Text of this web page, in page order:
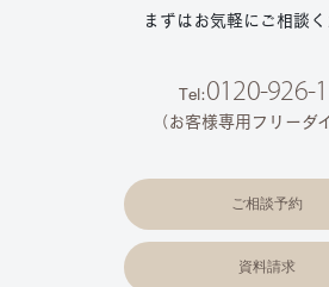
まずはお気軽にご相談く
Tel:0120-926-
（お客様専用フリーダ
ご相談予約
資料請求